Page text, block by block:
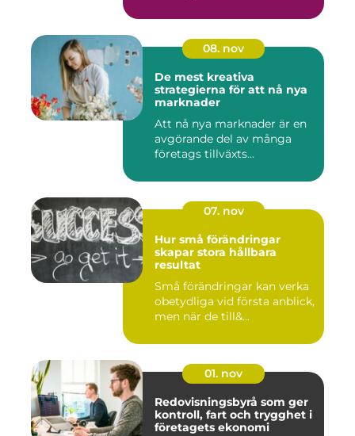
08. nov
De mest kreativa
strategierna för att nå nya
marknader
Att nå nya marknader är en
avgörande del av många
företags tillväxts...
07. nov
Hur små förändringar
skapar stora hållbara
resultat
Små förändringar kan verka
obetydliga vid första anblick,
men när de till&...
01. nov
Redovisningsbyrå som ger
kontroll, fart och trygghet i
företagets ekonomi